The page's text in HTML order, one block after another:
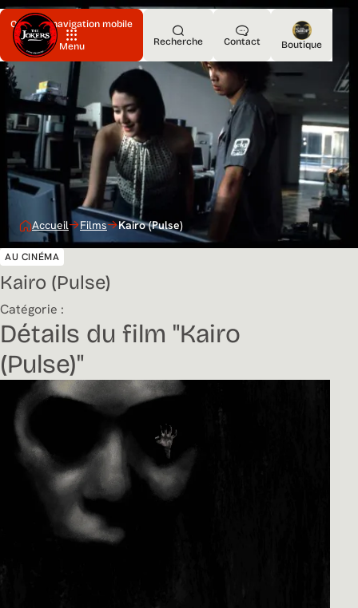
Ouvrir la navigation mobile
Menu
Recherche Contact Boutique
Kairo (Pulse)
Catégorie :
AU CINÉMA
Accueil Films Kairo (Pulse)
Détails du film "Kairo
(Pulse)"